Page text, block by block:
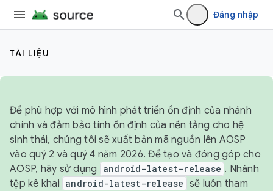
Đăng nhập
TÀI LIỆU
Để phù hợp với mô hình phát triển ổn định của nhánh
chính và đảm bảo tính ổn định của nền tảng cho hệ
sinh thái, chúng tôi sẽ xuất bản mã nguồn lên AOSP
vào quý 2 và quý 4 năm 2026. Để tạo và đóng góp cho
AOSP, hãy sử dụng
android-latest-release . Nhánh
tệp kê khai android-latest-release sẽ luôn tham